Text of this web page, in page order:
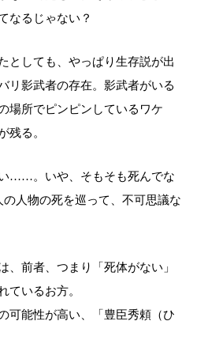
なるじゃない？
としても、やっぱり生存説が出
リ影武者の存在。影武者がいる
場所でピンピンしているワケ
残る。
……。いや、そもそも死んでな
人物の死を巡って、不可思議な
、前者、つまり「死体がない」
ているお方。
可能性が高い、「豊臣秀頼（ひ